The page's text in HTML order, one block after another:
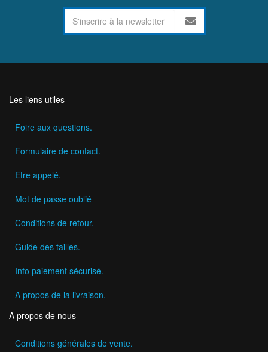
Les liens utiles
Foire aux questions.
Formulaire de contact.
Etre appelé.
Mot de passe oublié
Conditions de retour.
Guide des tailles.
Info paiement sécurisé.
A propos de la livraison.
A propos de nous
Conditions générales de vente.